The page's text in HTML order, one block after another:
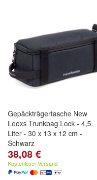
Gepäckträgertasche New
Looxs Trunkbag Lock - 4,5
Liter - 30 x 13 x 12 cm -
Schwarz
38,08 €
Kostenloser Versand